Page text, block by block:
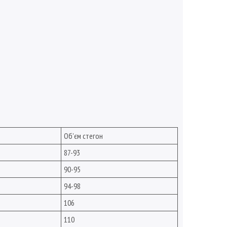
Об'єм стегон
87-93
90-95
94-98
106
110